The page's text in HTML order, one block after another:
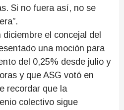
Si no fuera así, no se
el concejal del
una moción para
del 0,25% desde julio y
y que ASG votó en
recordar que la
colectivo sigue